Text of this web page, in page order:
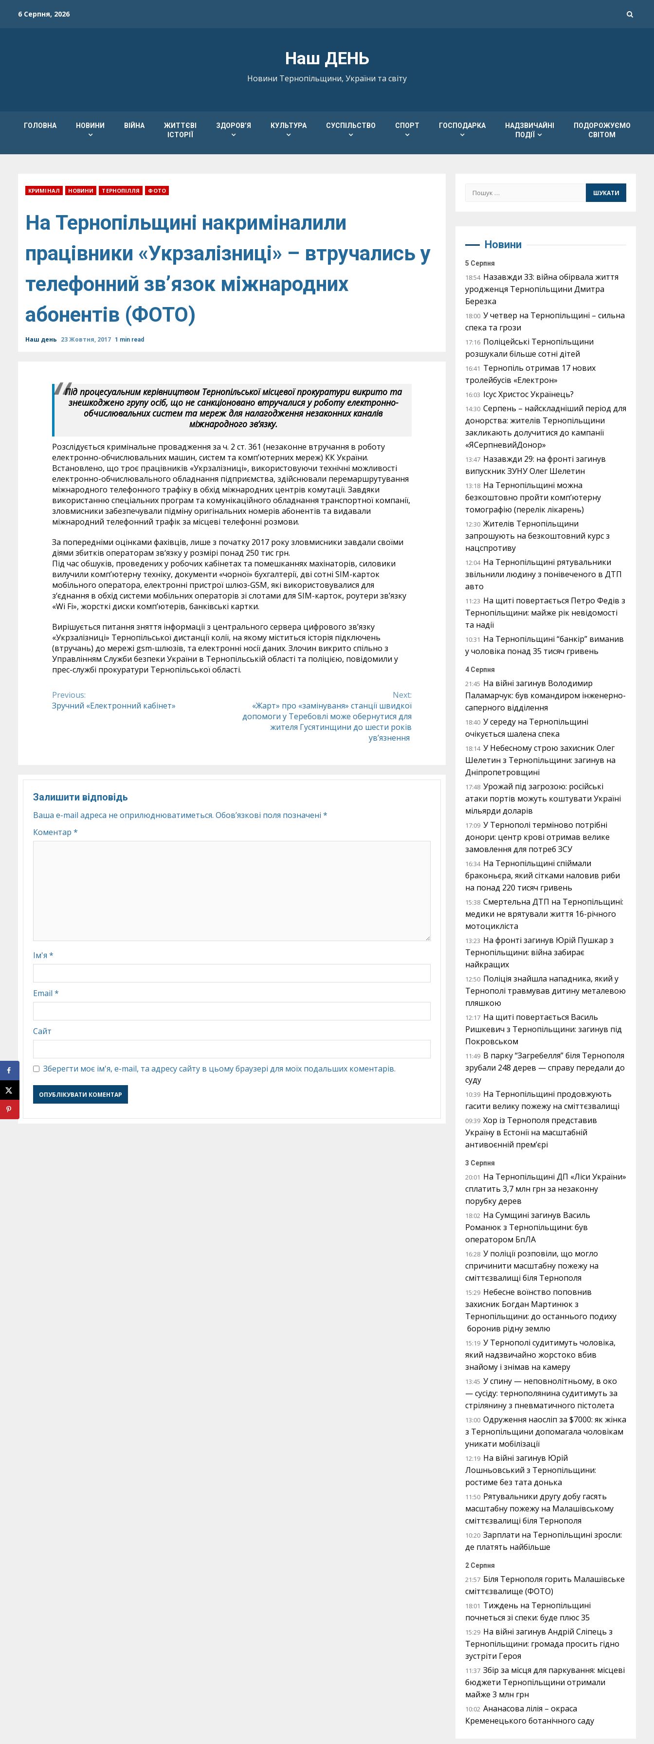
6 Серпня, 2026
Наш ДЕНЬ
Новини Тернопільщини, України та світу
ГОЛОВНА НОВИНИ ВІЙНА
ЖИТТЄВІ
ІСТОРІЇ
ЗДОРОВ’Я КУЛЬТУРА СУСПІЛЬСТВО СПОРТ ГОСПОДАРКА
НАДЗВИЧАЙНІ
ПОДІЇ
ПОДОРОЖУЄМО
СВІТОМ
КРИМІНАЛ НОВИНИ ТЕРНОПІЛЛЯ ФОТО
На Тернопільщині накриміналили
працівники «Укрзалізниці» – втручались у
телефонний зв’язок міжнародних
абонентів (ФОТО)
Наш день 23 Жовтня, 2017 1 min read
Під процесуальним керівництвом Тернопільської місцевої прокуратури викрито та
знешкоджено групу осіб, що не санкціоновано втручалися у роботу електронно-
обчислювальних систем та мереж для налагодження незаконних каналів
міжнародного зв’язку.
Розслідується кримінальне провадження за ч. 2 ст. 361 (незаконне втручання в роботу
електронно-обчислювальних машин, систем та комп’ютерних мереж) КК України.
Встановлено, що троє працівників «Укрзалізниці», використовуючи технічні можливості
електронно-обчислювального обладнання підприємства, здійснювали перемаршрутування
міжнародного телефонного трафіку в обхід міжнародних центрів комутації. Завдяки
використанню спеціальних програм та комунікаційного обладнання транспортної компанії,
зловмисники забезпечували підміну оригінальних номерів абонентів та видавали
міжнародний телефонний трафік за місцеві телефонні розмови.
За попередніми оцінками фахівців, лише з початку 2017 року зловмисники завдали своїми
діями збитків операторам зв‘язку у розмірі понад 250 тис грн.
Під час обшуків, проведених у робочих кабінетах та помешканнях махінаторів, силовики
вилучили комп’ютерну техніку, документи «чорної» бухгалтерії, дві сотні SІМ-карток
мобільного оператора, електронні пристрої шлюз-GSM, які використовувалися для
з‘єднання в обхід системи мобільних операторів зі слотами для SІМ-карток, роутери зв’язку
«Wi Fi», жорсткі диски комп’ютерів, банківські картки.
Вирішується питання зняття інформації з центрального сервера цифрового зв’язку
«Укрзалізниці» Тернопільської дистанції колії, на якому міститься історія підключень
(втручань) до мережі gsm-шлюзів, та електронні носії даних. Злочин викрито спільно з
Управлінням Служби безпеки України в Тернопільській області та поліцією, повідомили у
прес-службі прокуратури Тернопільської області.
Continue
Previous:
Зручний «Електронний кабінет»
Next:
«Жарт» про «замінуваня» станції швидкої
допомоги у Теребовлі може обернутися для
жителя Гусятинщини до шести років
ув’язнення
Залишити відповідь
Ваша e-mail адреса не оприлюднюватиметься. Обов’язкові поля позначені *
Коментар *
Ім'я *
Email *
Сайт
Зберегти моє ім'я, e-mail, та адресу сайту в цьому браузері для моїх подальших коментарів.
Пошук:
Новини
5 Серпня
18:54 Назавжди 33: війна обірвала життя
уродженця Тернопільщини Дмитра
Березка
18:00 У четвер на Тернопільщині – сильна
спека та грози
17:16 Поліцейські Тернопільщини
розшукали більше сотні дітей
16:41 Тернопіль отримав 17 нових
тролейбусів «Електрон»
16:03 Ісус Христос Українець?
14:30 Серпень – найскладніший період для
донорства: жителів Тернопільщини
закликають долучитися до кампанії
«ЯСерпневийДонор»
13:47 Назавжди 29: на фронті загинув
випускник ЗУНУ Олег Шелетин
13:18 На Тернопільщині можна
безкоштовно пройти комп’ютерну
томографію (перелік лікарень)
12:30 Жителів Тернопільщини
запрошують на безкоштовний курс з
нацспротиву
12:04 На Тернопільщині рятувальники
звільнили людину з понівеченого в ДТП
авто
11:23 На щиті повертається Петро Федів з
Тернопільщини: майже рік невідомості
та надії
10:31 На Тернопільщині “банкір” виманив
у чоловіка понад 35 тисяч гривень
4 Серпня
21:45 На війні загинув Володимир
Паламарчук: був командиром інженерно-
саперного відділення
18:40 У середу на Тернопільщині
очікується шалена спека
18:14 У Небесному строю захисник Олег
Шелетин з Тернопільщини: загинув на
Дніпропетровщині
17:48 Урожай під загрозою: російські
атаки портів можуть коштувати Україні
мільярди доларів
17:09 У Тернополі терміново потрібні
донори: центр крові отримав велике
замовлення для потреб ЗСУ
16:34 На Тернопільщині спіймали
браконьєра, який сітками наловив риби
на понад 220 тисяч гривень
15:38 Смертельна ДТП на Тернопільщині:
медики не врятували життя 16-річного
мотоцикліста
13:23 На фронті загинув Юрій Пушкар з
Тернопільщини: війна забирає
найкращих
12:50 Поліція знайшла нападника, який у
Тернополі травмував дитину металевою
пляшкою
12:17 На щиті повертається Василь
Ришкевич з Тернопільщини: загинув під
Покровськом
11:49 В парку “Загребелля” біля Тернополя
зрубали 248 дерев — справу передали до
суду
10:39 На Тернопільщині продовжують
гасити велику пожежу на сміттєзвалищі
09:39 Хор із Тернополя представив
Україну в Естонії на масштабній
антивоєнній прем’єрі
3 Серпня
20:01 На Тернопільщині ДП «Ліси України»
сплатить 3,7 млн грн за незаконну
порубку дерев
18:02 На Сумщині загинув Василь
Романюк з Тернопільщини: був
оператором БпЛА
16:28 У поліції розповіли, що могло
спричинити масштабну пожежу на
сміттєзвалищі біля Тернополя
15:29 Небесне воїнство поповнив
захисник Богдан Мартинюк з
Тернопільщини: до останнього подиху
боронив рідну землю
15:19 У Тернополі судитимуть чоловіка,
який надзвичайно жорстоко вбив
знайому і знімав на камеру
13:45 У спину — неповнолітньому, в око
— сусіду: тернополянина судитимуть за
стрілянину з пневматичного пістолета
13:00 Одруження наосліп за $7000: як жінка
з Тернопільщини допомагала чоловікам
уникати мобілізації
12:19 На війні загинув Юрій
Лошньовський з Тернопільщини:
ростиме без тата донька
11:50 Рятувальники другу добу гасять
масштабну пожежу на Малашівському
сміттєзвалищі біля Тернополя
10:20 Зарплати на Тернопільщині зросли:
де платять найбільше
2 Серпня
21:57 Біля Тернополя горить Малашівське
сміттєзвалище (ФОТО)
18:01 Тиждень на Тернопільщині
почнеться зі спеки: буде плюс 35
15:29 На війні загинув Андрій Сліпець з
Тернопільщини: громада просить гідно
зустріти Героя
11:37 Збір за місця для паркування: місцеві
бюджети Тернопільщини отримали
майже 3 млн грн
10:02 Ананасова лілія – окраса
Кременецького ботанічного саду